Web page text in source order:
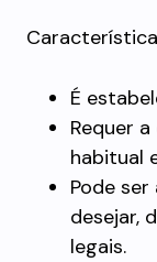
É
Requer
habitual
Pode
desejar,
legais.